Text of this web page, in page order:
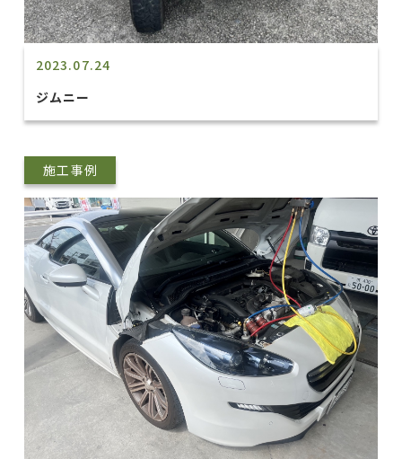
2023.07.24
ジムニー
施工事例